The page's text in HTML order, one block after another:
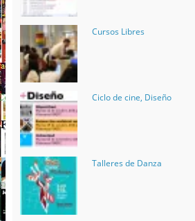
Cursos Libres
Ciclo de cine, Diseño
Talleres de Danza